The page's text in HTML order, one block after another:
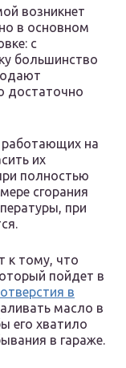
возникнет
в основном
с
большинство
достаточно
работающих на
их
полностью
сгорания
при
к тому, что
пойдет в
в
масло в
его хватило
в гараже.